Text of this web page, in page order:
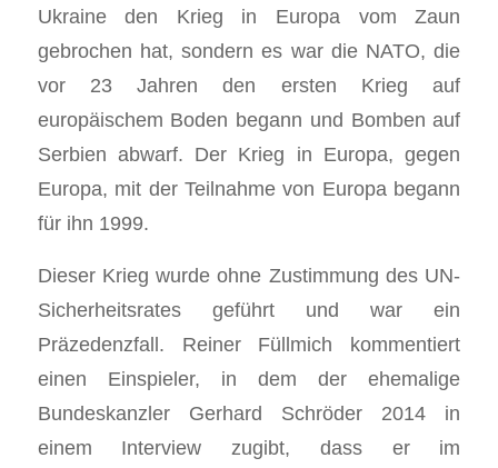
Ukraine den Krieg in Europa vom Zaun
gebrochen hat, sondern es war die NATO, die
vor 23 Jahren den ersten Krieg auf
europäischem Boden begann und Bomben auf
Serbien abwarf. Der Krieg in Europa, gegen
Europa, mit der Teilnahme von Europa begann
für ihn 1999.
Dieser Krieg wurde ohne Zustimmung des UN-
Sicherheitsrates geführt und war ein
Präzedenzfall. Reiner Füllmich kommentiert
einen Einspieler, in dem der ehemalige
Bundeskanzler Gerhard Schröder 2014 in
einem Interview zugibt, dass er im